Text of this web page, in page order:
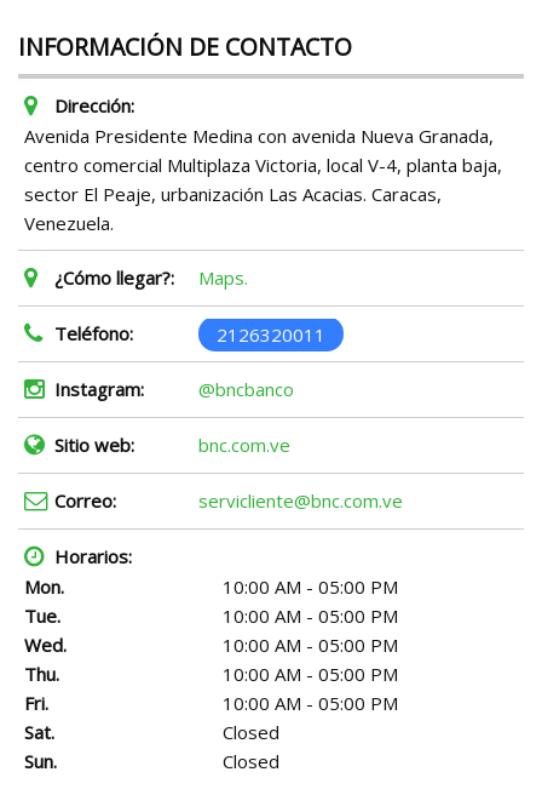
INFORMACIÓN DE CONTACTO
Dirección:
Avenida Presidente Medina con avenida Nueva Granada,
centro comercial Multiplaza Victoria, local V-4, planta baja,
sector El Peaje, urbanización Las Acacias. Caracas,
Venezuela.
¿Cómo llegar?: Maps.
Teléfono: 2126320011
Instagram: @bncbanco
Sitio web: bnc.com.ve
Correo: servicliente@bnc.com.ve
Horarios:
Mon.
10:00 AM - 05:00 PM
Tue.
10:00 AM - 05:00 PM
Wed.
10:00 AM - 05:00 PM
Thu.
10:00 AM - 05:00 PM
Fri.
10:00 AM - 05:00 PM
Sat.
Closed
Sun.
Closed